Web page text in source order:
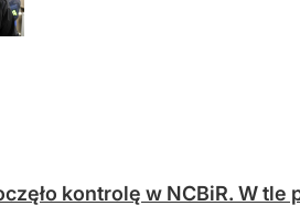
kontrolę w NCBiR. W tle